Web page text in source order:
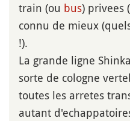
train (ou bus) privees
connu de mieux
!).
La grande ligne
sorte de cologne
toutes les arretes
autant